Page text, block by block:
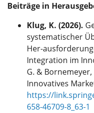
Beiträge in
Klug, K. (2026).
systematischer
Her-
Integration im
G. &
Innovatives
https://
658-46709-8_63-1